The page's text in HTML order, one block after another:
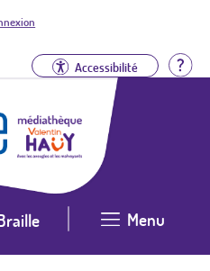
Accessibilité
Menu